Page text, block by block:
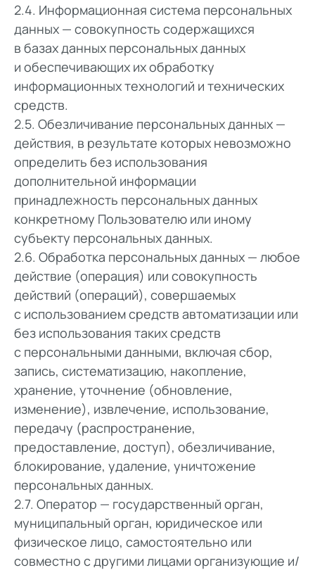
2.4. Информационная система персональных
данных — совокупность содержащихся
в базах данных персональных данных
и обеспечивающих их обработку
информационных технологий и технических
средств.
2.5. Обезличивание персональных данных —
действия, в результате которых невозможно
определить без использования
дополнительной информации
принадлежность персональных данных
конкретному Пользователю или иному
субъекту персональных данных.
2.6. Обработка персональных данных — любое
действие (операция) или совокупность
действий (операций), совершаемых
с использованием средств автоматизации или
без использования таких средств
с персональными данными, включая сбор,
запись, систематизацию, накопление,
хранение, уточнение (обновление,
изменение), извлечение, использование,
передачу (распространение,
предоставление, доступ), обезличивание,
блокирование, удаление, уничтожение
персональных данных.
2.7. Оператор — государственный орган,
муниципальный орган, юридическое или
физическое лицо, самостоятельно или
совместно с другими лицами организующие и/